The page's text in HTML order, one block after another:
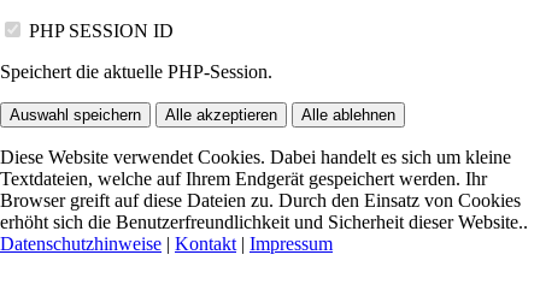
PHP SESSION ID
Speichert die aktuelle PHP-Session.
Auswahl speichern Alle akzeptieren Alle ablehnen
Diese Website verwendet Cookies. Dabei handelt es sich um kleine
Textdateien, welche auf Ihrem Endgerät gespeichert werden. Ihr
Browser greift auf diese Dateien zu. Durch den Einsatz von Cookies
erhöht sich die Benutzerfreundlichkeit und Sicherheit dieser Website..
Datenschutzhinweise | Kontakt | Impressum